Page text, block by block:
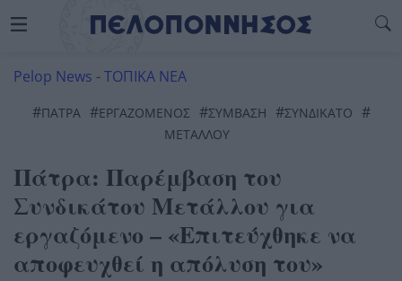
Pelop News -ΤΟΠΙΚΑ ΝΕΑ
#ΠΆΤΡΑ #ΕΡΓΑΖΟΜΕΝΟΣ #ΣΥΜΒΑΣΗ #ΣΥΝΔΙΚΑΤΟ #
ΜΕΤΆΛΛΟΥ
Πάτρα: Παρέμβαση του
Συνδικάτου Μετάλλου για
εργαζόμενο – «Eπιτεύχθηκε να
αποφευχθεί η απόλυση του»